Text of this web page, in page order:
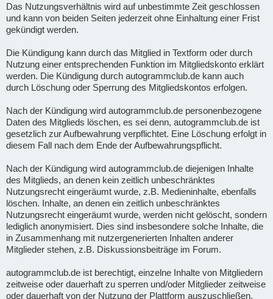
Das Nutzungsverhältnis wird auf unbestimmte Zeit geschlossen
und kann von beiden Seiten jederzeit ohne Einhaltung einer Frist
gekündigt werden.
Die Kündigung kann durch das Mitglied in Textform oder durch
Nutzung einer entsprechenden Funktion im Mitgliedskonto erklärt
werden. Die Kündigung durch autogrammclub.de kann auch
durch Löschung oder Sperrung des Mitgliedskontos erfolgen.
Nach der Kündigung wird autogrammclub.de personenbezogene
Daten des Mitglieds löschen, es sei denn, autogrammclub.de ist
gesetzlich zur Aufbewahrung verpflichtet. Eine Löschung erfolgt in
diesem Fall nach dem Ende der Aufbewahrungspflicht.
Nach der Kündigung wird autogrammclub.de diejenigen Inhalte
des Mitglieds, an denen kein zeitlich unbeschränktes
Nutzungsrecht eingeräumt wurde, z.B. Medieninhalte, ebenfalls
löschen. Inhalte, an denen ein zeitlich unbeschränktes
Nutzungsrecht eingeräumt wurde, werden nicht gelöscht, sondern
lediglich anonymisiert. Dies sind insbesondere solche Inhalte, die
in Zusammenhang mit nutzergenerierten Inhalten anderer
Mitglieder stehen, z.B. Diskussionsbeiträge im Forum.
autogrammclub.de ist berechtigt, einzelne Inhalte von Mitgliedern
zeitweise oder dauerhaft zu sperren und/oder Mitglieder zeitweise
oder dauerhaft von der Nutzung der Plattform auszuschließen,